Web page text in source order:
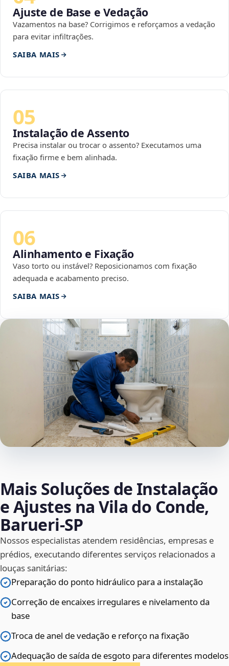
Ajuste de Base e Vedação
Vazamentos na base? Corrigimos e reforçamos a vedação
para evitar infiltrações.
SAIBA MAIS
05
Instalação de Assento
Precisa instalar ou trocar o assento? Executamos uma
fixação firme e bem alinhada.
SAIBA MAIS
06
Alinhamento e Fixação
Vaso torto ou instável? Reposicionamos com fixação
adequada e acabamento preciso.
SAIBA MAIS
Mais Soluções de Instalação
e Ajustes na Vila do Conde,
Barueri‑SP
Nossos especialistas atendem residências, empresas e
prédios, executando diferentes serviços relacionados a
louças sanitárias:
Preparação do ponto hidráulico para a instalação
Correção de encaixes irregulares e nivelamento da
base
Troca de anel de vedação e reforço na fixação
Adequação de saída de esgoto para diferentes modelos